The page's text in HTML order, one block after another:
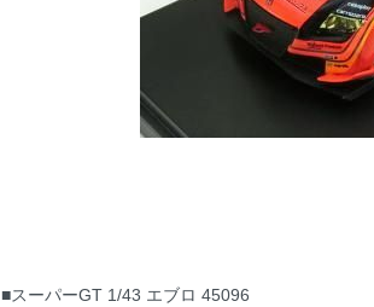
■スーパーGT 1/43 エブロ 45096